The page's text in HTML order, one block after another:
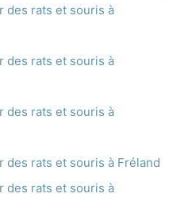
des rats et souris à
des rats et souris à
des rats et souris à
des rats et souris à Fréland
des rats et souris à